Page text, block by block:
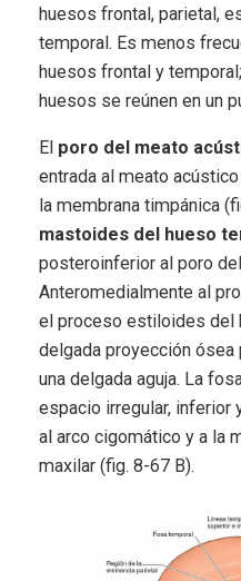
huesos frontal, parietal,
temporal. Es menos
huesos frontal y
huesos se reúnen en un
El poro del meato
entrada al meato
la membrana timpánica
mastoides del hueso
posteroinferior al poro
Anteromedialmente al
el proceso estiloides del
delgada proyección ósea
una delgada aguja. La
espacio irregular, inferior
al arco cigomático y a la
maxilar (fig. 8-67 B).